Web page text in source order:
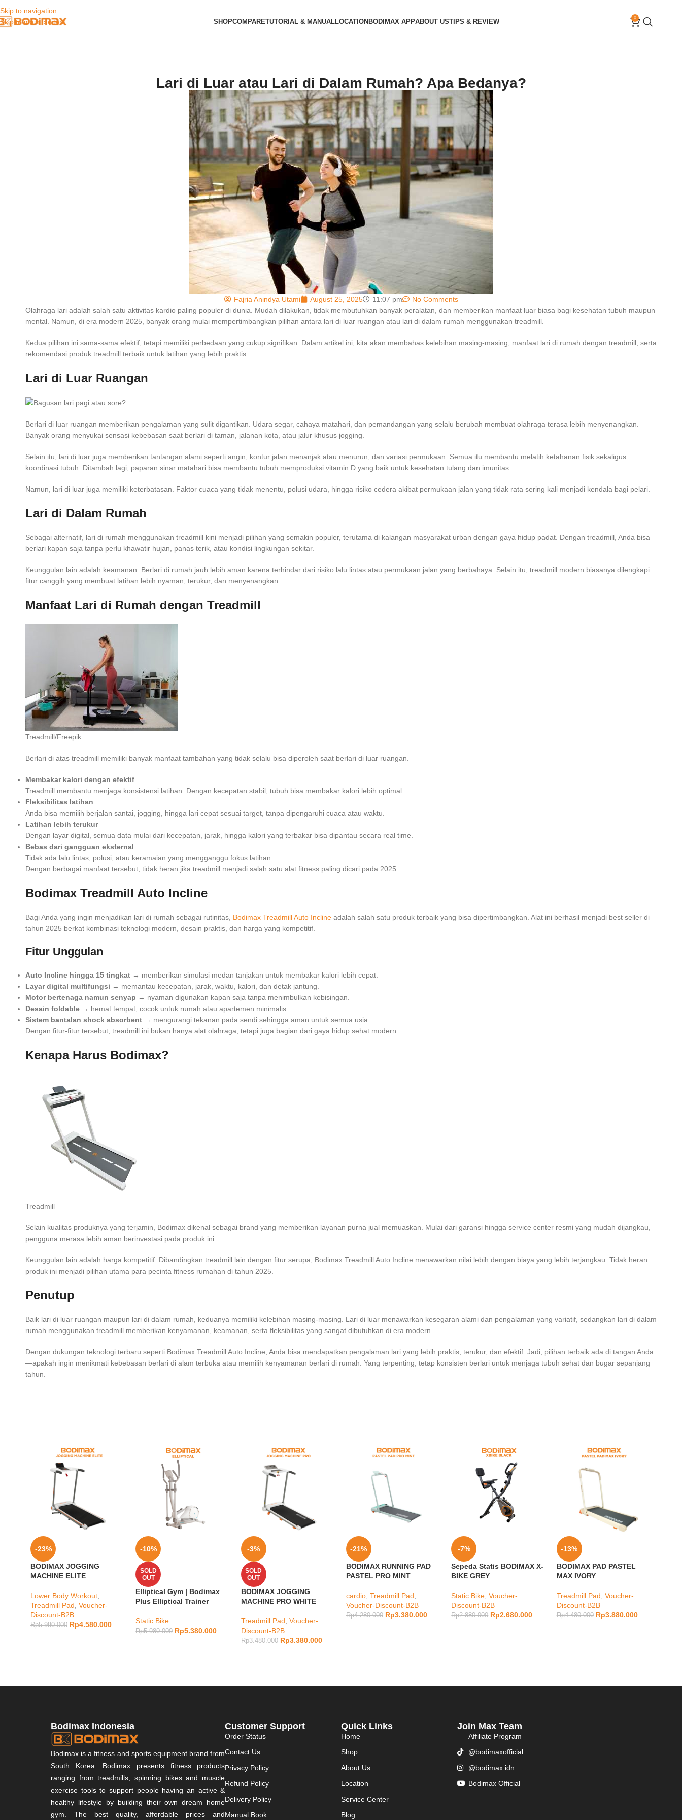
Skip to navigation
Skip to main content
SHOPCOMPARETUTORIAL & MANUALLOCATIONBODIMAX APPABOUT USTIPS & REVIEW 0
Lari di Luar atau Lari di Dalam Rumah? Apa Bedanya?
Fajria Anindya Utami August 25, 2025 11:07 pm
No Comments
Olahraga lari adalah salah satu aktivitas kardio paling populer di dunia. Mudah dilakukan, tidak membutuhkan banyak peralatan, dan memberikan manfaat luar biasa bagi kesehatan tubuh maupun
mental. Namun, di era modern 2025, banyak orang mulai mempertimbangkan pilihan antara lari di luar ruangan atau lari di dalam rumah menggunakan treadmill.
Kedua pilihan ini sama-sama efektif, tetapi memiliki perbedaan yang cukup signifikan. Dalam artikel ini, kita akan membahas kelebihan masing-masing, manfaat lari di rumah dengan treadmill, serta
rekomendasi produk treadmill terbaik untuk latihan yang lebih praktis.
Lari di Luar Ruangan
Berlari di luar ruangan memberikan pengalaman yang sulit digantikan. Udara segar, cahaya matahari, dan pemandangan yang selalu berubah membuat olahraga terasa lebih menyenangkan.
Banyak orang menyukai sensasi kebebasan saat berlari di taman, jalanan kota, atau jalur khusus jogging.
Selain itu, lari di luar juga memberikan tantangan alami seperti angin, kontur jalan menanjak atau menurun, dan variasi permukaan. Semua itu membantu melatih ketahanan fisik sekaligus
koordinasi tubuh. Ditambah lagi, paparan sinar matahari bisa membantu tubuh memproduksi vitamin D yang baik untuk kesehatan tulang dan imunitas.
Namun, lari di luar juga memiliki keterbatasan. Faktor cuaca yang tidak menentu, polusi udara, hingga risiko cedera akibat permukaan jalan yang tidak rata sering kali menjadi kendala bagi pelari.
Lari di Dalam Rumah
Sebagai alternatif, lari di rumah menggunakan treadmill kini menjadi pilihan yang semakin populer, terutama di kalangan masyarakat urban dengan gaya hidup padat. Dengan treadmill, Anda bisa
berlari kapan saja tanpa perlu khawatir hujan, panas terik, atau kondisi lingkungan sekitar.
Keunggulan lain adalah keamanan. Berlari di rumah jauh lebih aman karena terhindar dari risiko lalu lintas atau permukaan jalan yang berbahaya. Selain itu, treadmill modern biasanya dilengkapi
fitur canggih yang membuat latihan lebih nyaman, terukur, dan menyenangkan.
Manfaat Lari di Rumah dengan Treadmill
Treadmill/Freepik
Berlari di atas treadmill memiliki banyak manfaat tambahan yang tidak selalu bisa diperoleh saat berlari di luar ruangan.
Membakar kalori dengan efektif
Treadmill membantu menjaga konsistensi latihan. Dengan kecepatan stabil, tubuh bisa membakar kalori lebih optimal.
Fleksibilitas latihan
Anda bisa memilih berjalan santai, jogging, hingga lari cepat sesuai target, tanpa dipengaruhi cuaca atau waktu.
Latihan lebih terukur
Dengan layar digital, semua data mulai dari kecepatan, jarak, hingga kalori yang terbakar bisa dipantau secara real time.
Bebas dari gangguan eksternal
Tidak ada lalu lintas, polusi, atau keramaian yang mengganggu fokus latihan.
Dengan berbagai manfaat tersebut, tidak heran jika treadmill menjadi salah satu alat fitness paling dicari pada 2025.
Bodimax Treadmill Auto Incline
Bagi Anda yang ingin menjadikan lari di rumah sebagai rutinitas, Bodimax Treadmill Auto Incline adalah salah satu produk terbaik yang bisa dipertimbangkan. Alat ini berhasil menjadi best seller di
tahun 2025 berkat kombinasi teknologi modern, desain praktis, dan harga yang kompetitif.
Fitur Unggulan
Auto Incline hingga 15 tingkat → memberikan simulasi medan tanjakan untuk membakar kalori lebih cepat.
Layar digital multifungsi → memantau kecepatan, jarak, waktu, kalori, dan detak jantung.
Motor bertenaga namun senyap → nyaman digunakan kapan saja tanpa menimbulkan kebisingan.
Desain foldable → hemat tempat, cocok untuk rumah atau apartemen minimalis.
Sistem bantalan shock absorbent → mengurangi tekanan pada sendi sehingga aman untuk semua usia.
Dengan fitur-fitur tersebut, treadmill ini bukan hanya alat olahraga, tetapi juga bagian dari gaya hidup sehat modern.
Kenapa Harus Bodimax?
Treadmill
Selain kualitas produknya yang terjamin, Bodimax dikenal sebagai brand yang memberikan layanan purna jual memuaskan. Mulai dari garansi hingga service center resmi yang mudah dijangkau,
pengguna merasa lebih aman berinvestasi pada produk ini.
Keunggulan lain adalah harga kompetitif. Dibandingkan treadmill lain dengan fitur serupa, Bodimax Treadmill Auto Incline menawarkan nilai lebih dengan biaya yang lebih terjangkau. Tidak heran
produk ini menjadi pilihan utama para pecinta fitness rumahan di tahun 2025.
Penutup
Baik lari di luar ruangan maupun lari di dalam rumah, keduanya memiliki kelebihan masing-masing. Lari di luar menawarkan kesegaran alami dan pengalaman yang variatif, sedangkan lari di dalam
rumah menggunakan treadmill memberikan kenyamanan, keamanan, serta fleksibilitas yang sangat dibutuhkan di era modern.
Dengan dukungan teknologi terbaru seperti Bodimax Treadmill Auto Incline, Anda bisa mendapatkan pengalaman lari yang lebih praktis, terukur, dan efektif. Jadi, pilihan terbaik ada di tangan Anda
—apakah ingin menikmati kebebasan berlari di alam terbuka atau memilih kenyamanan berlari di rumah. Yang terpenting, tetap konsisten berlari untuk menjaga tubuh sehat dan bugar sepanjang
tahun.
-23%
BODIMAX JOGGING
MACHINE ELITE
Lower Body Workout
Treadmill Pad Voucher-
Discount-B2B
Rp5.980.000 Rp4.580.000
-10%
SOLD
OUT
Elliptical Gym | Bodimax
Plus Elliptical Trainer
Static Bike
Rp5.980.000 Rp5.380.000
-3%
SOLD
OUT
BODIMAX JOGGING
MACHINE PRO WHITE
Treadmill Pad Voucher-
Discount-B2B
Rp3.480.000 Rp3.380.000
-21%
BODIMAX RUNNING PAD
PASTEL PRO MINT
cardio, Treadmill Pad
Voucher-Discount-B2B
Rp4.280.000 Rp3.380.000
-7%
Sepeda Statis BODIMAX X-
BIKE GREY
Static Bike Voucher-
Discount-B2B
Rp2.880.000 Rp2.680.000
-13%
BODIMAX PAD PASTEL
MAX IVORY
Treadmill Pad Voucher-
Discount-B2B
Rp4.480.000 Rp3.880.000
Bodimax Indonesia
Bodimax is a fitness and sports equipment brand from
South Korea. Bodimax presents fitness products
ranging from treadmills, spinning bikes and muscle
exercise tools to support people having an active &
healthy lifestyle by building their own dream home
gym. The best quality, affordable prices and
Customer Support
Order Status
Contact Us
Privacy Policy
Refund Policy
Delivery Policy
Manual Book
Quick Links
Home
Shop
About Us
Location
Service Center
Blog
Join Max Team
Affiliate Program
@bodimaxofficial
@bodimax.idn
Bodimax Official